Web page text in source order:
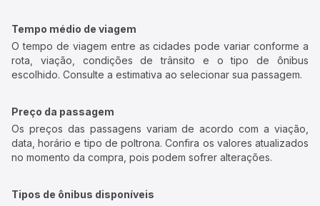
Tempo médio de viagem
O tempo de viagem entre as cidades pode variar conforme a
rota, viação, condições de trânsito e o tipo de ônibus
escolhido. Consulte a estimativa ao selecionar sua passagem.
Preço da passagem
Os preços das passagens variam de acordo com a viação,
data, horário e tipo de poltrona. Confira os valores atualizados
no momento da compra, pois podem sofrer alterações.
Tipos de ônibus disponíveis